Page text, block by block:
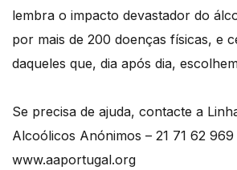
lembra o impacto devastador do
por mais de 200 doenças físicas, e
daqueles que, dia após dia,
Se precisa de ajuda, contacte a
Alcoólicos Anónimos – 21 71 62
www.aaportugal.org